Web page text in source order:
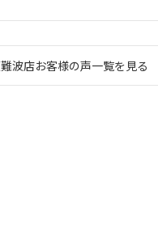
波店お客様の声一覧を見る